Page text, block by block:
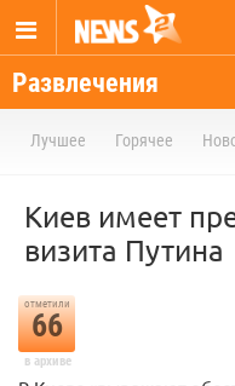
Развлечения
Лучшее Горячее
Киев имеет
визита Путина
отметили
66
в архиве